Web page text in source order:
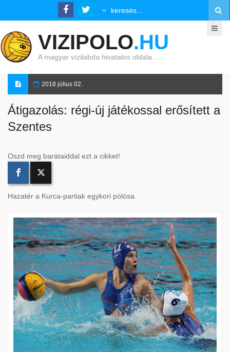
VIZIPOLO.HU
A magyar vízilabda hivatalos oldala…
2018 július 02.
Átigazolás: régi-új játékossal erősített a
Szentes
Oszd meg barátaiddal ezt a cikket!
Hazatér a Kurca-partiak egykori pólósa.